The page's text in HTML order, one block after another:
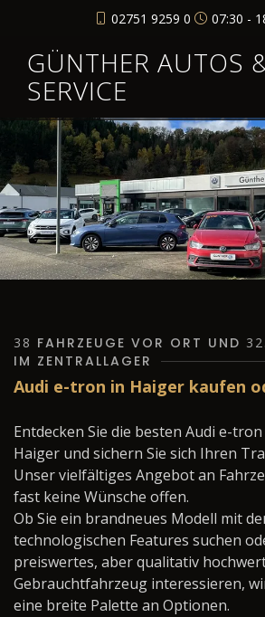
02751 9259 0 07:30 -
GÜNTHER AUTOS
SERVICE
38 FAHRZEUGE VOR ORT UND
IM ZENTRALLAGER
Audi e-tron in Haiger kaufen
Entdecken Sie die besten Audi e-
Haiger und sichern Sie sich Ihren
Unser vielfältiges Angebot an
fast keine Wünsche offen.
Ob Sie ein brandneues Modell mit
technologischen Features suchen
preiswertes, aber qualitativ
Gebrauchtfahrzeug interessieren,
eine breite Palette an Optionen.